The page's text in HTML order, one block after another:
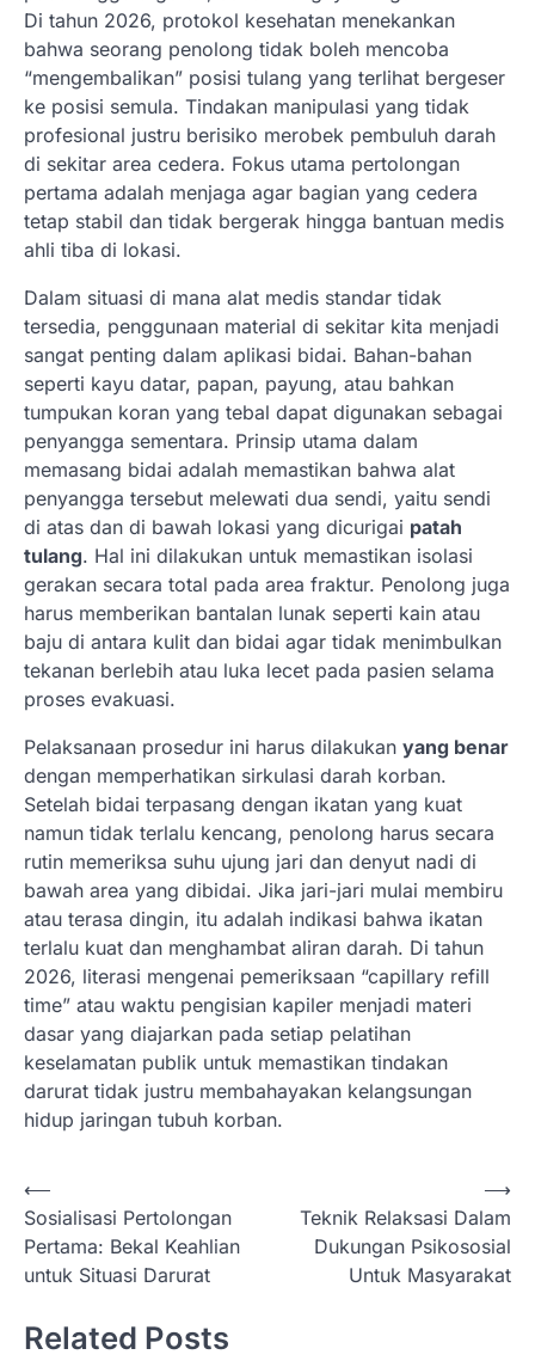
Di tahun 2026, protokol kesehatan menekankan
bahwa seorang penolong tidak boleh mencoba
“mengembalikan” posisi tulang yang terlihat bergeser
ke posisi semula. Tindakan manipulasi yang tidak
profesional justru berisiko merobek pembuluh darah
di sekitar area cedera. Fokus utama pertolongan
pertama adalah menjaga agar bagian yang cedera
tetap stabil dan tidak bergerak hingga bantuan medis
ahli tiba di lokasi.
Dalam situasi di mana alat medis standar tidak
tersedia, penggunaan material di sekitar kita menjadi
sangat penting dalam aplikasi bidai. Bahan-bahan
seperti kayu datar, papan, payung, atau bahkan
tumpukan koran yang tebal dapat digunakan sebagai
penyangga sementara. Prinsip utama dalam
memasang bidai adalah memastikan bahwa alat
penyangga tersebut melewati dua sendi, yaitu sendi
di atas dan di bawah lokasi yang dicurigai patah
tulang. Hal ini dilakukan untuk memastikan isolasi
gerakan secara total pada area fraktur. Penolong juga
harus memberikan bantalan lunak seperti kain atau
baju di antara kulit dan bidai agar tidak menimbulkan
tekanan berlebih atau luka lecet pada pasien selama
proses evakuasi.
Pelaksanaan prosedur ini harus dilakukan yang benar
dengan memperhatikan sirkulasi darah korban.
Setelah bidai terpasang dengan ikatan yang kuat
namun tidak terlalu kencang, penolong harus secara
rutin memeriksa suhu ujung jari dan denyut nadi di
bawah area yang dibidai. Jika jari-jari mulai membiru
atau terasa dingin, itu adalah indikasi bahwa ikatan
terlalu kuat dan menghambat aliran darah. Di tahun
2026, literasi mengenai pemeriksaan “capillary refill
time” atau waktu pengisian kapiler menjadi materi
dasar yang diajarkan pada setiap pelatihan
keselamatan publik untuk memastikan tindakan
darurat tidak justru membahayakan kelangsungan
hidup jaringan tubuh korban.
N
a
v
g
⟵
Sosialisasi Pertolongan
Pertama: Bekal Keahlian
untuk Situasi Darurat
Teknik Relaksasi Dalam
Dukungan Psikososial
Untuk Masyarakat
⟶
Related Posts